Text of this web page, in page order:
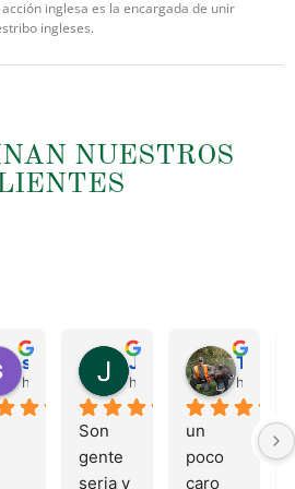
inglesa es la encargada de unir
ingleses.
NUESTROS
hace 4 meses hace 4 meses
Son
gente
seria y
hace 4
un
poco
caro